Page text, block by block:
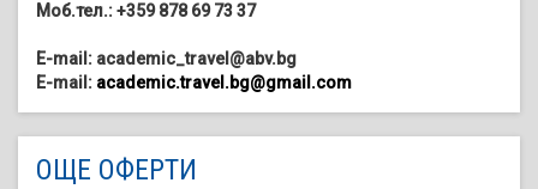
Моб.тел.: +359 878 69 73 37
E-mail: academic_travel@abv.bg
E-mail: academic.travel.bg@gmail.com
ОЩЕ ОФЕРТИ